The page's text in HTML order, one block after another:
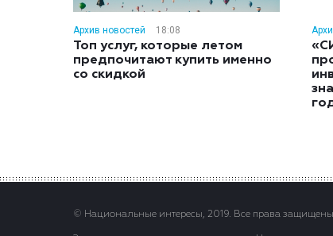
Архив новостей 18:08
Топ услуг, которые летом
предпочитают купить именно
со скидкой
© Национальные интересы, 2019. Все права